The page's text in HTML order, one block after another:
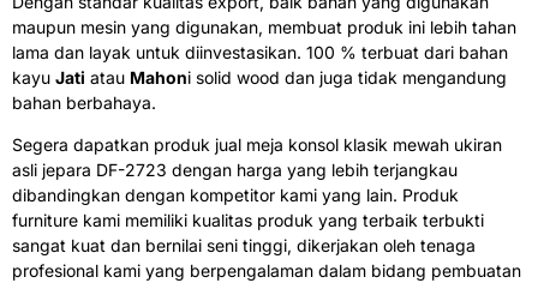
maupun mesin yang digunakan, membuat produk ini lebih tahan
lama dan layak untuk diinvestasikan. 100 % terbuat dari bahan
kayu Jati atau Mahoni solid wood dan juga tidak mengandung
bahan berbahaya.
Segera dapatkan produk jual meja konsol klasik mewah ukiran
asli jepara DF-2723 dengan harga yang lebih terjangkau
dibandingkan dengan kompetitor kami yang lain. Produk
furniture kami memiliki kualitas produk yang terbaik terbukti
sangat kuat dan bernilai seni tinggi, dikerjakan oleh tenaga
profesional kami yang berpengalaman dalam bidang pembuatan